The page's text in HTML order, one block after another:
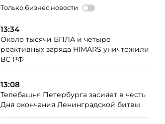
Только бизнес новости
13:34
Около тысячи БПЛА и четыре
реактивных заряда HIMARS уничтожили
ВС РФ
13:08
Телебашня Петербурга засияет в честь
Дня окончания Ленинградской битвы